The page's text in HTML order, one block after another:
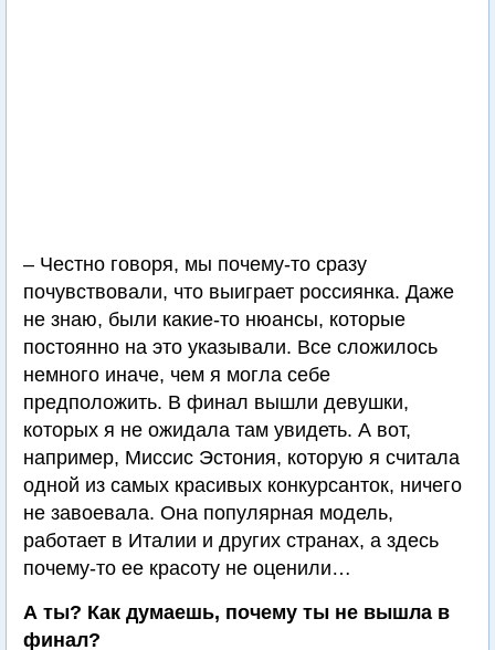
– Честно говоря, мы почему-то сразу
почувствовали, что выиграет россиянка. Даже
не знаю, были какие-то нюансы, которые
постоянно на это указывали. Все сложилось
немного иначе, чем я могла себе
предположить. В финал вышли девушки,
которых я не ожидала там увидеть. А вот,
например, Миссис Эстония, которую я считала
одной из самых красивых конкурсанток, ничего
не завоевала. Она популярная модель,
работает в Италии и других странах, а здесь
почему-то ее красоту не оценили…
А ты? Как думаешь, почему ты не вышла в
финал?